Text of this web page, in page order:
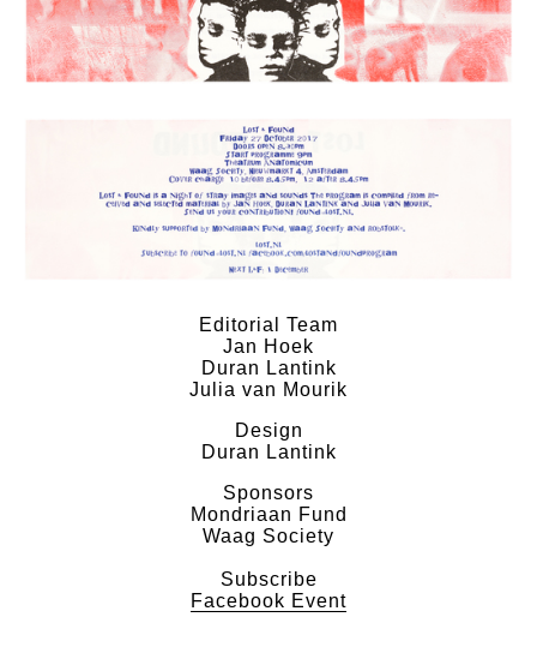
Editorial Team
Jan Hoek
Duran Lantink
Julia van Mourik
Design
Duran Lantink
Sponsors
Mondriaan Fund
Waag Society
Subscribe
Facebook Event